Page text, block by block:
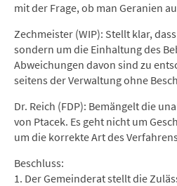
mit der Frage, ob man Geranien
Zechmeister (WIP): Stellt klar,
sondern um die Einhaltung des
Abweichungen davon sind zu
seitens der Verwaltung ohne
Dr. Reich (FDP): Bemängelt die
von Ptacek. Es geht nicht um
um die korrekte Art des
Beschluss:
1. Der Gemeinderat stellt die